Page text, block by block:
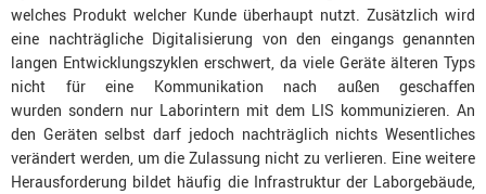
welches Produkt welcher Kunde überhaupt nutzt. Zusätzlich wird
eine nachträgliche Digitalisierung von den eingangs genannten
langen Entwicklungszyklen erschwert, da viele Geräte älteren Typs
nicht für eine Kommunikation nach außen geschaffen
wurden sondern nur Laborintern mit dem LIS kommunizieren. An
den Geräten selbst darf jedoch nachträglich nichts Wesentliches
verändert werden, um die Zulassung nicht zu verlieren. Eine weitere
Herausforderung bildet häufig die Infrastruktur der Laborgebäude,